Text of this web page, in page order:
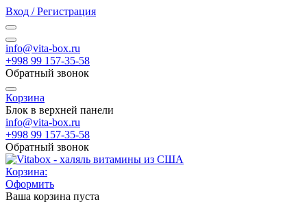
Вход / Регистрация
info@vita-box.ru
+998 99 157-35-58
Обратный звонок
Корзина
Блок в верхней панели
info@vita-box.ru
+998 99 157-35-58
Обратный звонок
Корзина:
Оформить
Ваша корзина пуста